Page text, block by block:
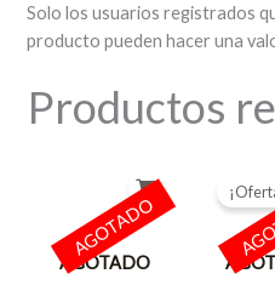
Solo los usuarios registrados
producto pueden hacer una
Productos
AGOTADO
AGOTADO
era: